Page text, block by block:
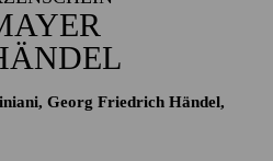
Georg Friedrich Händel,